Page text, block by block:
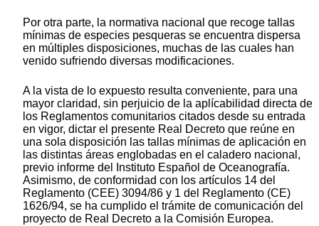
Por otra parte, la normativa nacional que recoge tallas
mínimas de especies pesqueras se encuentra dispersa
en múltiples disposiciones, muchas de las cuales han
venido sufriendo diversas modificaciones.
A la vista de lo expuesto resulta conveniente, para una
mayor claridad, sin perjuicio de la aplícabilidad directa de
los Reglamentos comunitarios citados desde su entrada
en vigor, dictar el presente Real Decreto que reúne en
una sola disposición las tallas mínimas de aplicación en
las distintas áreas englobadas en el caladero nacional,
previo informe del Instituto Español de Oceanografía.
Asimismo, de conformidad con los artículos 14 del
Reglamento (CEE) 3094/86 y 1 del Reglamento (CE)
1626/94, se ha cumplido el trámite de comunicación del
proyecto de Real Decreto a la Comisión Europea.